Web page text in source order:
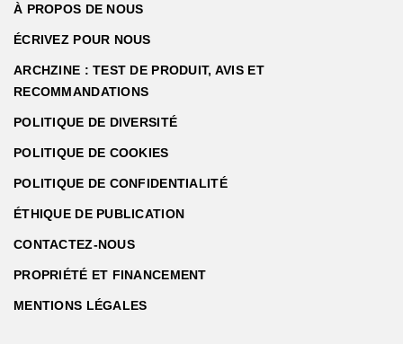
À PROPOS DE NOUS
ÉCRIVEZ POUR NOUS
ARCHZINE : TEST DE PRODUIT, AVIS ET
RECOMMANDATIONS
POLITIQUE DE DIVERSITÉ
POLITIQUE DE COOKIES
POLITIQUE DE CONFIDENTIALITÉ
ÉTHIQUE DE PUBLICATION
CONTACTEZ-NOUS
PROPRIÉTÉ ET FINANCEMENT
MENTIONS LÉGALES